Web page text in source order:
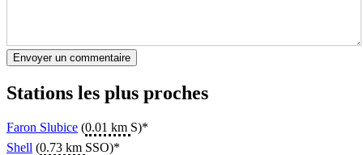
Stations les plus proches
Faron Slubice (0.01 km S)*
Shell (0.73 km SSO)*